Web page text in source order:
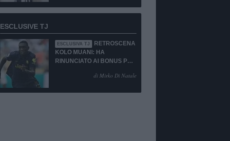
ESCLUSIVE TJ
ESCLUSIVA TJ
RETROSCENA
KOLO MUANI: HA
RINUNCIATO AI BONUS PUR
di Mirko Di Natale